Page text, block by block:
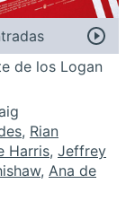
de los Logan
, Rian
Harris, Jeffrey
, Ana de